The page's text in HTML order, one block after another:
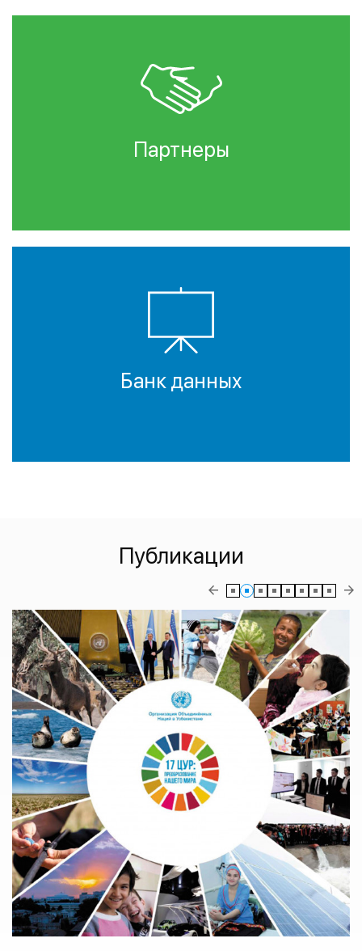
Партнеры
Банк данных
Публикации